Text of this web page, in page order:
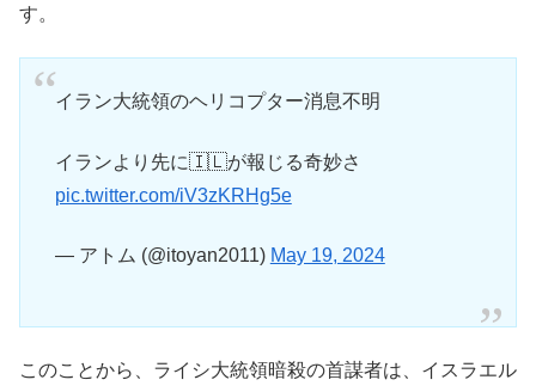
す。
イラン大統領のヘリコプター消息不明
イランより先に🇮🇱が報じる奇妙さ
pic.twitter.com/iV3zKRHg5e
— アトム (@itoyan2011) May 19, 2024
このことから、ライシ大統領暗殺の首謀者は、イスラエル